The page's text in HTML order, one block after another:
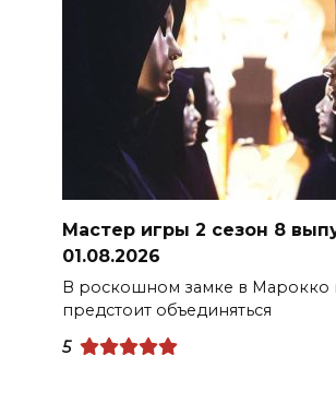
Мастер игры 2 сезон 8
01.08.2026
В роскошном замке в Марокко
предстоит объединяться
5